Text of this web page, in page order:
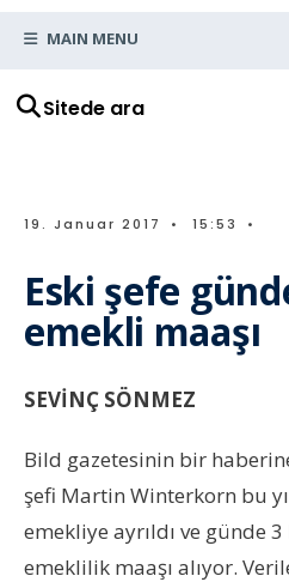
Sitede ara
MAIN MENU
19. Januar 2017 • 15:53 •
Eski şefe
emekli maaşı
SEVİNÇ SÖNMEZ
Bild gazetesinin bir
şefi Martin Winterkorn bu
emekliye ayrıldı ve günde
emeklilik maaşı alıyor.